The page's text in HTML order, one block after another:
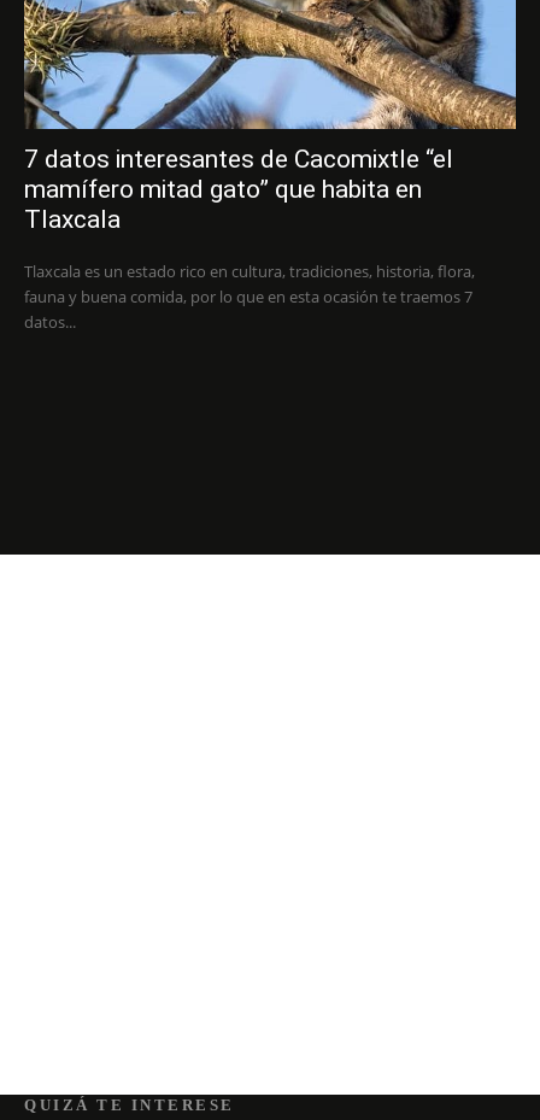
7 datos interesantes de Cacomixtle “el
mamífero mitad gato” que habita en
Tlaxcala
Tlaxcala es un estado rico en cultura, tradiciones, historia, flora,
fauna y buena comida, por lo que en esta ocasión te traemos 7
datos...
QUIZÁ TE INTERESE